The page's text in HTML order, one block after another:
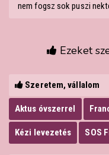
nem fogsz sok puszi
Ezeket
Szeretem, vállalom
Aktus óvszerrel
Kézi levezetés SOS